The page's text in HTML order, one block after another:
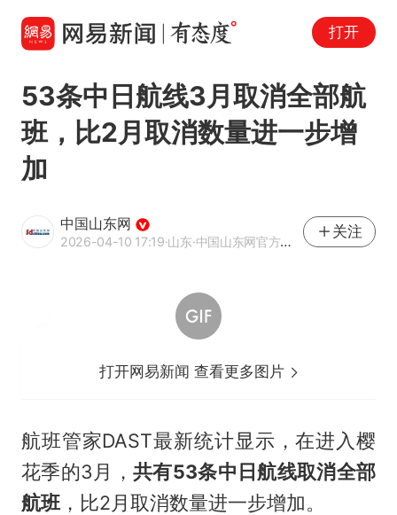
打开
53条中日航线3月取消全部航
班，比2月取消数量进一步增
加
中国山东网
2026-04-10 17:19·山东·中国山东网官方网易号
关注
打开网易新闻 查看更多图片
航班管家DAST最新统计显示，在进入樱
花季的3月，共有53条中日航线取消全部
航班，比2月取消数量进一步增加。